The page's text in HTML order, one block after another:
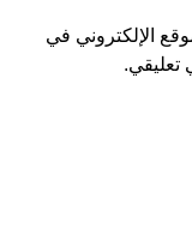
الإلكتروني في
تعليقي.